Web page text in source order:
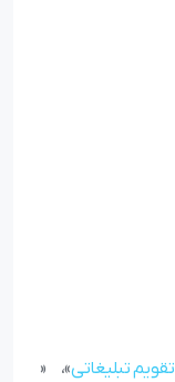
تقویم تبلیغاتی»، «